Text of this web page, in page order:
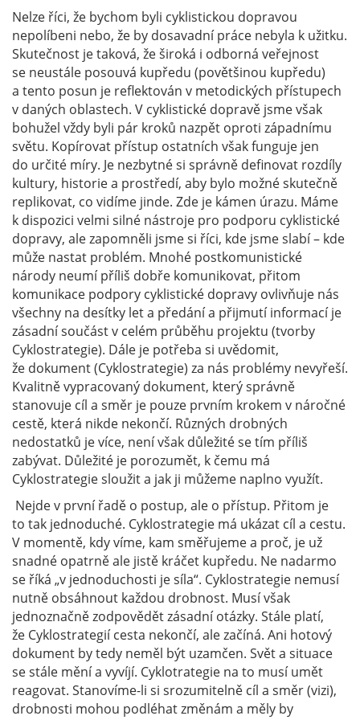
Nelze říci, že bychom byli cyklistickou dopravou
nepolíbeni nebo, že by dosavadní práce nebyla k užitku.
Skutečnost je taková, že široká i odborná veřejnost
se neustále posouvá kupředu (povětšinou kupředu)
a tento posun je reflektován v metodických přístupech
v daných oblastech. V cyklistické dopravě jsme však
bohužel vždy byli pár kroků nazpět oproti západnímu
světu. Kopírovat přístup ostatních však funguje jen
do určité míry. Je nezbytné si správně definovat rozdíly
kultury, historie a prostředí, aby bylo možné skutečně
replikovat, co vidíme jinde. Zde je kámen úrazu. Máme
k dispozici velmi silné nástroje pro podporu cyklistické
dopravy, ale zapomněli jsme si říci, kde jsme slabí – kde
může nastat problém. Mnohé postkomunistické
národy neumí příliš dobře komunikovat, přitom
komunikace podpory cyklistické dopravy ovlivňuje nás
všechny na desítky let a předání a přijmutí informací je
zásadní součást v celém průběhu projektu (tvorby
Cyklostrategie). Dále je potřeba si uvědomit,
že dokument (Cyklostrategie) za nás problémy nevyřeší.
Kvalitně vypracovaný dokument, který správně
stanovuje cíl a směr je pouze prvním krokem v náročné
cestě, která nikde nekončí. Různých drobných
nedostatků je více, není však důležité se tím příliš
zabývat. Důležité je porozumět, k čemu má
Cyklostrategie sloužit a jak ji můžeme naplno využít.
Nejde v první řadě o postup, ale o přístup. Přitom je
to tak jednoduché. Cyklostrategie má ukázat cíl a cestu.
V momentě, kdy víme, kam směřujeme a proč, je už
snadné opatrně ale jistě kráčet kupředu. Ne nadarmo
se říká „v jednoduchosti je síla“. Cyklostrategie nemusí
nutně obsáhnout každou drobnost. Musí však
jednoznačně zodpovědět zásadní otázky. Stále platí,
že Cyklostrategií cesta nekončí, ale začíná. Ani hotový
dokument by tedy neměl být uzamčen. Svět a situace
se stále mění a vyvíjí. Cyklotrategie na to musí umět
reagovat. Stanovíme-li si srozumitelně cíl a směr (vizi),
drobnosti mohou podléhat změnám a měly by